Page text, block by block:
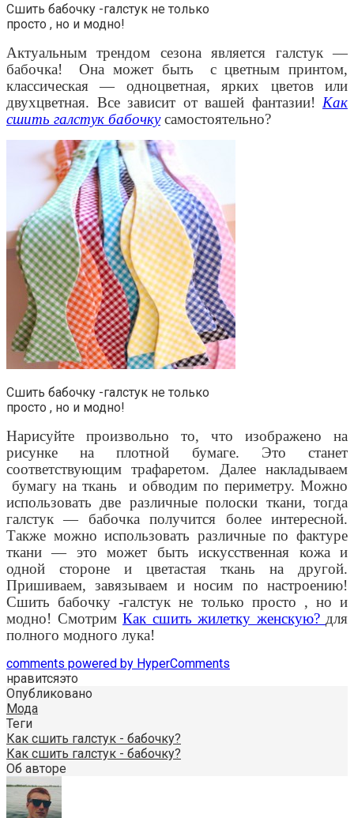
Сшить бабочку -галстук не только
просто , но и модно!
Актуальным трендом сезона является галстук —
бабочка!
Она может быть
с цветным принтом,
классическая — одноцветная, ярких цветов или
двухцветная. Все зависит от вашей фантазии! Как
сшить галстук бабочкусамостоятельно?
Сшить бабочку -галстук не только
просто , но и модно!
Нарисуйте произвольно то, что изображено на
рисунке на плотной бумаге. Это станет
соответствующим трафаретом. Далее накладываем
бумагу на ткань
и обводим по периметру. Можно
использовать две различные полоски ткани, тогда
галстук — бабочка получится более интересной.
Также можно использовать различные по фактуре
ткани — это может быть искусственная кожа и
одной стороне и цветастая ткань на другой.
Пришиваем, завязываем и носим по настроению!
Сшить бабочку -галстук не только просто , но и
модно! Смотрим Как сшить жилетку женскую? для
полного модного лука!
comments powered by HyperComments
нравитсяэто
Опубликовано
Мода
Теги
Как сшить галстук - бабочку?
Как сшить галстук - бабочку?
Об авторе